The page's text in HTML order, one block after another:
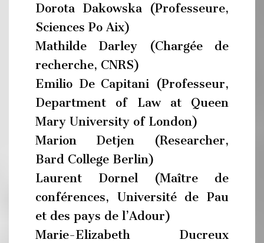
Dorota Dakowska (Professeure,
Sciences Po Aix)
Mathilde Darley (Chargée de
recherche, CNRS)
Emilio De Capitani (Professeur,
Department of Law at Queen
Mary University of London)
Marion Detjen (Researcher,
Bard College Berlin)
Laurent Dornel (Maître de
conférences, Université de Pau
et des pays de l’Adour)
Marie-Elizabeth Ducreux